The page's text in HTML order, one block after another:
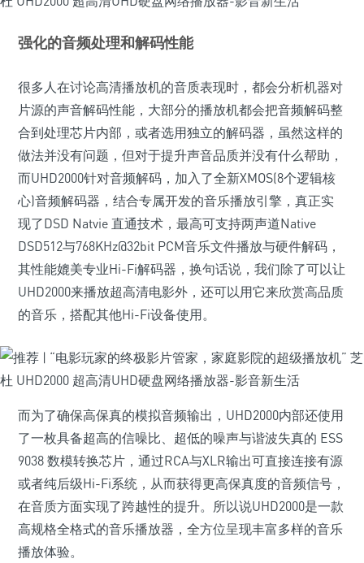
强化的音频处理和解码性能
很多人在讨论高清播放机的音质表现时，都会分析机器对
片源的声音解码性能，大部分的播放机都会把音频解码整
合到处理芯片内部，或者选用独立的解码器，虽然这样的
做法并没有问题，但对于提升声音品质并没有什么帮助，
而UHD2000针对音频解码，加入了全新XMOS(8个逻辑核
心)音频解码器，结合专属开发的音乐播放引擎，真正实
现了DSD Natvie 直通技术，最高可支持两声道Native
DSD512与768KHz@32bit PCM音乐文件播放与硬件解码，
其性能媲美专业Hi-Fi解码器，换句话说，我们除了可以让
UHD2000来播放超高清电影外，还可以用它来欣赏高品质
的音乐，搭配其他Hi-Fi设备使用。
而为了确保高保真的模拟音频输出，UHD2000内部还使用
了一枚具备超高的信噪比、超低的噪声与谐波失真的 ESS
9038 数模转换芯片，通过RCA与XLR输出可直接连接有源
或者纯后级Hi-Fi系统，从而获得更高保真度的音频信号，
在音质方面实现了跨越性的提升。所以说UHD2000是一款
高规格全格式的音乐播放器，全方位呈现丰富多样的音乐
播放体验。